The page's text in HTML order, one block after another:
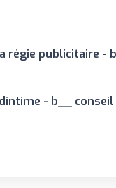
régie publicitaire -
- b__ conseil